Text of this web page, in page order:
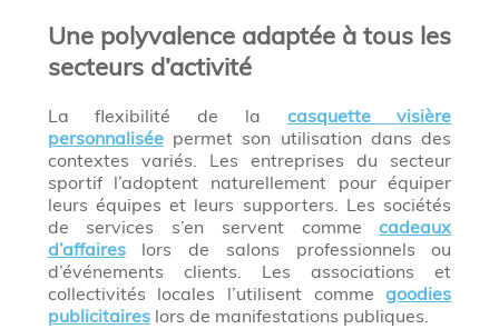
Une polyvalence adaptée à tous les
secteurs d’activité
La flexibilité de la casquette visière
personnaliséepermet son utilisation dans des
contextes variés. Les entreprises du secteur
sportif l’adoptent naturellement pour équiper
leurs équipes et leurs supporters. Les sociétés
de services s’en servent commecadeaux
d’affaireslors de salons professionnels ou
d’événements clients. Les associations et
collectivités locales l’utilisent commegoodies
publicitaireslors de manifestations publiques.